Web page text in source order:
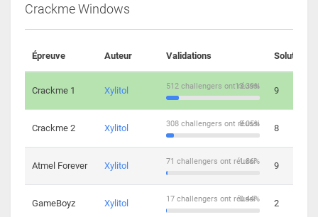
Crackme Windows
Épreuve Auteur Validations Solutions
Crackme 1 Xylitol 13.39%
512 challengers ont réussi 9
Crackme 2 Xylitol 8.05%
308 challengers ont réussi 8
Atmel Forever Xylitol 1.86%
71 challengers ont réussi 9
GameBoyz Xylitol 0.44%
17 challengers ont réussi 2